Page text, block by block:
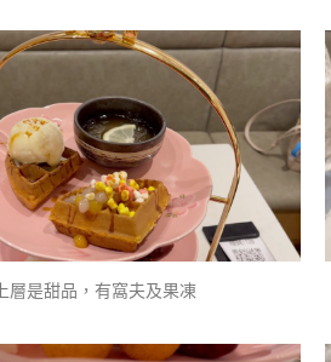
上層是甜品，有窩夫及果凍